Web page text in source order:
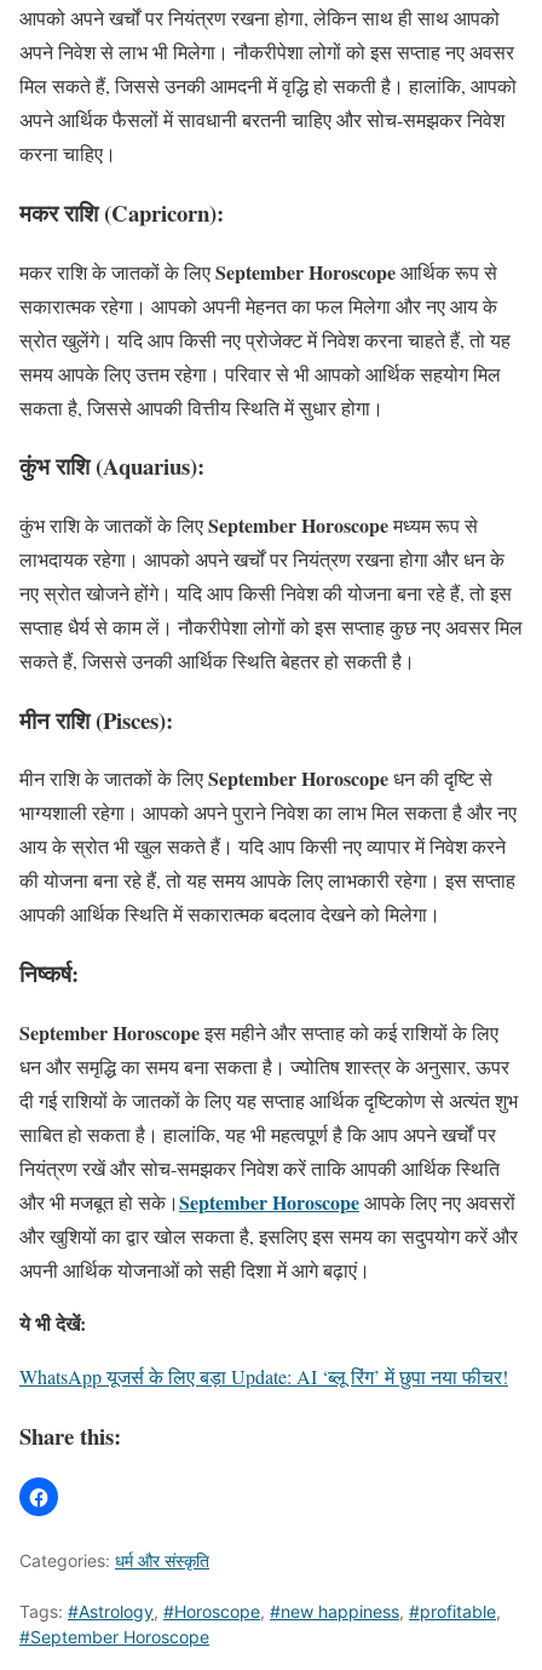
आपको अपने खर्चों पर नियंत्रण रखना होगा, लेकिन साथ ही साथ आपको
अपने निवेश से लाभ भी मिलेगा। नौकरीपेशा लोगों को इस सप्ताह नए अवसर
मिल सकते हैं, जिससे उनकी आमदनी में वृद्धि हो सकती है। हालांकि, आपको
अपने आर्थिक फैसलों में सावधानी बरतनी चाहिए और सोच-समझकर निवेश
करना चाहिए।
मकर राशि (Capricorn):
मकर राशि के जातकों के लिएSeptember Horoscopeआर्थिक रूप से
सकारात्मक रहेगा। आपको अपनी मेहनत का फल मिलेगा और नए आय के
स्रोत खुलेंगे। यदि आप किसी नए प्रोजेक्ट में निवेश करना चाहते हैं, तो यह
समय आपके लिए उत्तम रहेगा। परिवार से भी आपको आर्थिक सहयोग मिल
सकता है, जिससे आपकी वित्तीय स्थिति में सुधार होगा।
कुंभ राशि (Aquarius):
कुंभ राशि के जातकों के लिएSeptember Horoscopeमध्यम रूप से
लाभदायक रहेगा। आपको अपने खर्चों पर नियंत्रण रखना होगा और धन के
नए स्रोत खोजने होंगे। यदि आप किसी निवेश की योजना बना रहे हैं, तो इस
सप्ताह धैर्य से काम लें। नौकरीपेशा लोगों को इस सप्ताह कुछ नए अवसर मिल
सकते हैं, जिससे उनकी आर्थिक स्थिति बेहतर हो सकती है।
मीन राशि (Pisces):
मीन राशि के जातकों के लिएSeptember Horoscopeधन की दृष्टि से
भाग्यशाली रहेगा। आपको अपने पुराने निवेश का लाभ मिल सकता है और नए
आय के स्रोत भी खुल सकते हैं। यदि आप किसी नए व्यापार में निवेश करने
की योजना बना रहे हैं, तो यह समय आपके लिए लाभकारी रहेगा। इस सप्ताह
आपकी आर्थिक स्थिति में सकारात्मक बदलाव देखने को मिलेगा।
निष्कर्ष:
September Horoscopeइस महीने और सप्ताह को कई राशियों के लिए
धन और समृद्धि का समय बना सकता है। ज्योतिष शास्त्र के अनुसार, ऊपर
दी गई राशियों के जातकों के लिए यह सप्ताह आर्थिक दृष्टिकोण से अत्यंत शुभ
साबित हो सकता है। हालांकि, यह भी महत्वपूर्ण है कि आप अपने खर्चों पर
नियंत्रण रखें और सोच-समझकर निवेश करें ताकि आपकी आर्थिक स्थिति
और भी मजबूत हो सके।September Horoscopeआपके लिए नए अवसरों
और खुशियों का द्वार खोल सकता है, इसलिए इस समय का सदुपयोग करें और
अपनी आर्थिक योजनाओं को सही दिशा में आगे बढ़ाएं।
ये भी देखें:
WhatsApp यूजर्स के लिए बड़ा Update: AI ‘ब्लू रिंग’ में छुपा नया फीचर!
Share this:
Categories: धर्म और संस्कृति
Tags: #Astrology, #Horoscope, #new happiness, #profitable,
#September Horoscope